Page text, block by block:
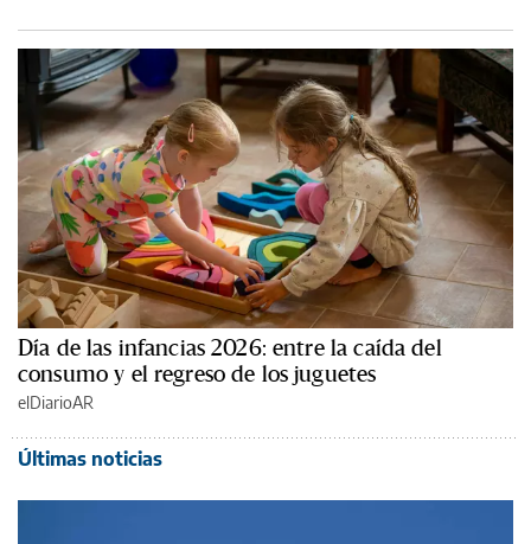
Día de las infancias 2026: entre la caída del
consumo y el regreso de los juguetes
elDiarioAR
Últimas noticias